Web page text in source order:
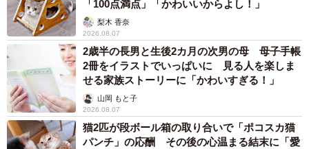
5/13
「100点満点」「かわいいからよし！」
梨木 香奈
2026.08.07
2歳半の長男と生後2カ月の次男の母 母子手帳
2冊をイラストでいっぱいに 見る人を楽しま
せる家族ストーリーに「かわいすぎる！」
山岡 もと子
2026.08.07
猫2匹が段ボール箱の取り合いで「ポコスカ猫
パンチ」の応酬 その後の心温まる結末に「愛